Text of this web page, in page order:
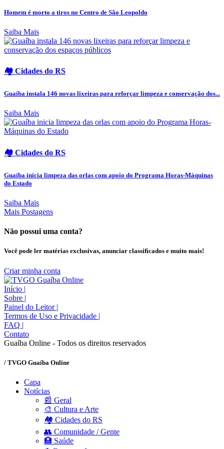
Homem é morto a tiros no Centro de São Leopoldo
Saiba Mais
🏘️ Cidades do RS
Guaíba instala 146 novas lixeiras para reforçar limpeza e conservação dos...
Saiba Mais
🏘️ Cidades do RS
Guaíba inicia limpeza das orlas com apoio do Programa Horas-Máquinas
do Estado
Saiba Mais
Mais Postagens
Não possui uma conta?
Você pode ler matérias exclusivas, anunciar classificados e muito mais!
Criar minha conta
Início |
Sobre |
Painel do Leitor |
Termos de Uso e Privacidade |
FAQ |
Contato
Guaíba Online - Todos os direitos reservados
/ TVGO Guaíba Online
Capa
Notícias
📰 Geral
🎨 Cultura e Arte
🏘️ Cidades do RS
👥 Comunidade / Gente
🏥 Saúde